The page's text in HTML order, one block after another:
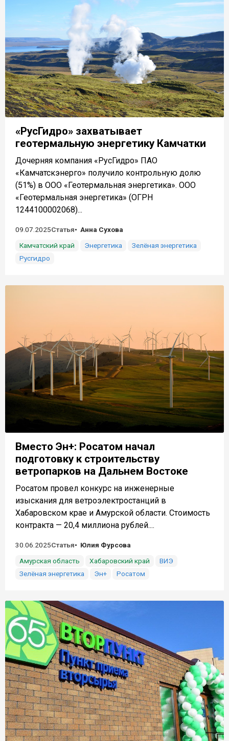
«РусГидро» захватывает
геотермальную энергетику Камчатки
Дочерняя компания «РусГидро» ПАО
«Камчатскэнерго» получило контрольную долю
(51%) в ООО «Геотермальная энергетика». ООО
«Геотермальная энергетика» (ОГРН
1244100002068)...
09.07.2025Статья
Анна Сухова
Камчатский край
Энергетика
Зелёная энергетика
Русгидро
Вместо Эн+: Росатом начал
подготовку к строительству
ветропарков на Дальнем Востоке
Росатом провел конкурс на инженерные
изыскания для ветроэлектростанций в
Хабаровском крае и Амурской области. Стоимость
контракта — 20,4 миллиона рублей....
30.06.2025Статья
Юлия Фурсова
Амурская область
Хабаровский край
ВИЭ
Зелёная энергетика
Эн+ Росатом